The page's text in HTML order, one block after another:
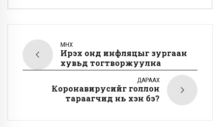
ӨМНӨХ
Ирэх онд инфляцыг зургаан
хувьд тогтворжуулна
ДАРААХ
Коронавирусийг голлон
тараагчид нь хэн бэ?